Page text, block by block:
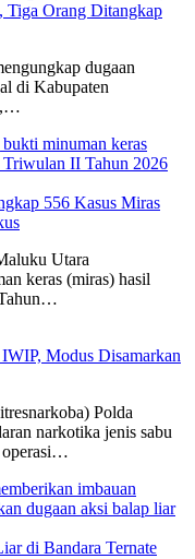
Tiga Orang Ditangkap
dugaan
di Kabupaten
556 Kasus Miras
Utara
keras (miras) hasil
Modus Disamarkan
Polda
narkotika jenis sabu
operasi…
di Bandara Ternate